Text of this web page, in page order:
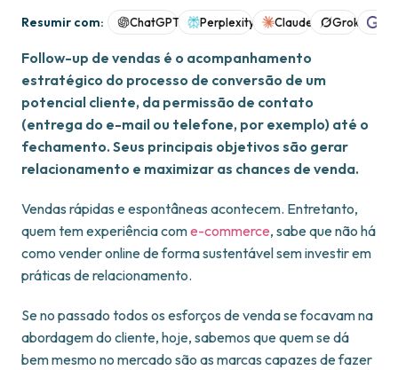
Resumir com: ChatGPT Perplexity Claude Grok
Follow-up de vendas é o acompanhamento
estratégico do processo de conversão de um
potencial cliente, da permissão de contato
(entrega do e-mail ou telefone, por exemplo) até o
fechamento. Seus principais objetivos são gerar
relacionamento e maximizar as chances de venda.
Vendas rápidas e espontâneas acontecem. Entretanto,
quem tem experiência come-commerce, sabe que não há
como vender online de forma sustentável sem investir em
práticas de relacionamento.
Se no passado todos os esforços de venda se focavam na
abordagem do cliente, hoje, sabemos que quem se dá
bem mesmo no mercado são as marcas capazes de fazer